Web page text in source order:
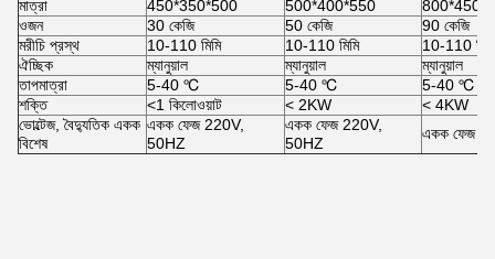
মাত্রা 450*350*500 500*400*550
ওজন
30 কেজি 50 কেজি
90 কেজি
মরীচি প্রস্থ
10-110 মিমি 10-110 মিমি
10-110 মিমি
ঐচ্ছিক
ম্যানুয়াল ম্যানুয়াল
ম্যানুয়াল
তাপমাত্রা
5-40 ℃ 5-40 ℃
5-40 ℃
শক্তি
<1 কিলোওয়াট < 2KW
< 4KW
ভোল্টেজ, বৈদ্যুতিক একক
বিশেষ
একক ফেজ 220V,
50HZ
একক ফেজ 220V,
50HZ
একক ফেজ